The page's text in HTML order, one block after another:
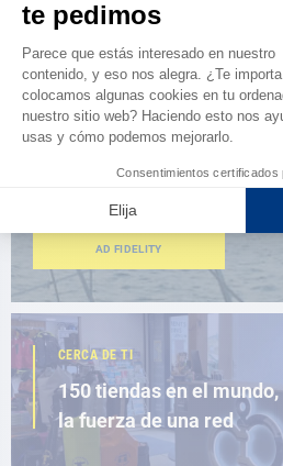
ESPACIO FIDELIDAD
¿Eres apasionado?
Benefíciate de ventajas
AD FIDELITY
CERCA DE TI
150 tiendas en el mundo,
la fuerza de una red